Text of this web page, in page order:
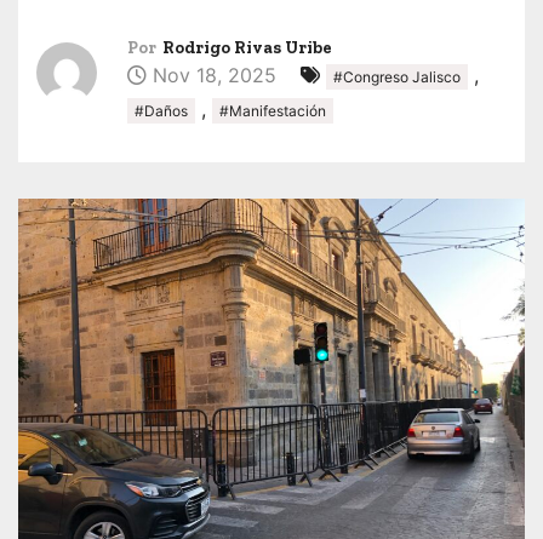
Por Rodrigo Rivas Uribe
Nov 18, 2025 #Congreso Jalisco ,
#Daños , #Manifestación